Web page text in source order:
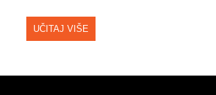
UČITAJ VIŠE